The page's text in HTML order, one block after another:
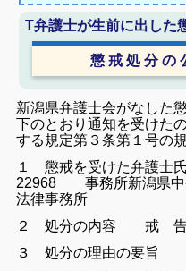
T弁護士が生前に出した
懲 戒 処 分 の
新潟県弁護士会がなした
下のとおり通知を受けた
する規定第３条第１号の
１ 懲戒を受けた弁護士
22968 事務所新潟県
法律事務所
２ 処分の内容 戒
３ 処分の理由の要旨